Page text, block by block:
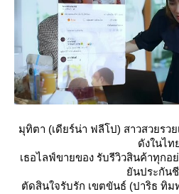
มุทิตา (เดียร์น่า ฟลีโป) สาวสวยรว
ดังในไ
เธอไลฟ์ขายของ รับรีวิวสินค้าทุกอ
นประกันชี
ตัดสินใจรับรัก เขตขันธ์ (ปาริธ ทิ